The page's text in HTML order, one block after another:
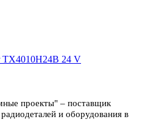
TX4010H24B 24 V
проекты" – поставщик
и оборудования в